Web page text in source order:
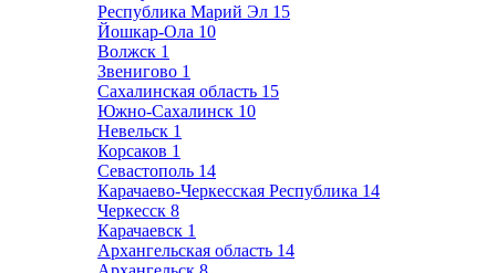
Республика Марий Эл 15
Йошкар-Ола 10
Волжск 1
Звенигово 1
Сахалинская область 15
Южно-Сахалинск 10
Невельск 1
Корсаков 1
Севастополь 14
Карачаево-Черкесская Республика 14
Черкесск 8
Карачаевск 1
Архангельская область 14